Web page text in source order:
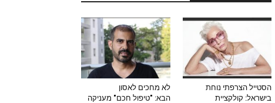
הסטייל הצרפתי נוחת
בישראל: קולקציית
לא מחכים לאסון
הבא: "טיפול חכם" מעניקה